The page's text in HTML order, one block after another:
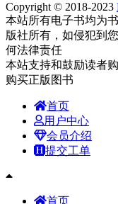
Copyright © 2018-2023
本站所有电子书均为
版社所有，如侵犯到
何法律责任
本站支持和鼓励读者
购买正版图书
首页
用户中心
会员介绍
提交工单
首页